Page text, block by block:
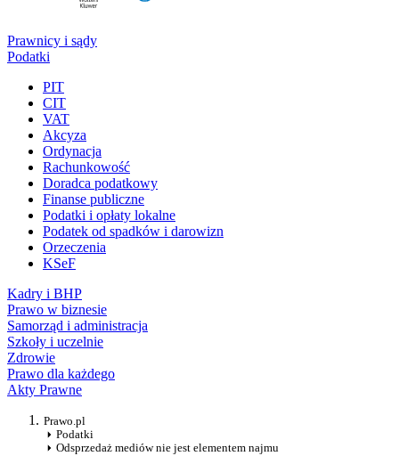
Prawnicy i sądy
Podatki
PIT
CIT
VAT
Akcyza
Ordynacja
Rachunkowość
Doradca podatkowy
Finanse publiczne
Podatki i opłaty lokalne
Podatek od spadków i darowizn
Orzeczenia
KSeF
Kadry i BHP
Prawo w biznesie
Samorząd i administracja
Szkoły i uczelnie
Zdrowie
Prawo dla każdego
Akty Prawne
Prawo.pl
Podatki
Odsprzedaż mediów nie jest elementem najmu